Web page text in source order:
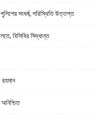
পুলিশের সংঘর্ষ, পরিস্থিতি উত্তপ্ত
বিসিবির সিদ্ধান্ত
রহমান
অনিশ্চিত